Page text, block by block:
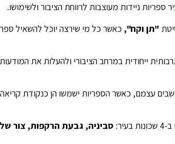
ספריות ניידות מעוצבות לרווחת הציבור ולשימושו.
"תן וקח", כאשר כל מי שירצה יוכל להשאיל
ייחודית במרחב הציבורי ולהעלות את
עצמם, כאשר הספריות ישמשו הן כנקודת קריאה
סביניה, גבעת הרקפות, צור